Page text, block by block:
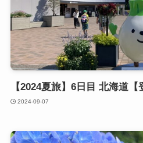
【2024夏旅】6日目 北海道【
2024-09-07